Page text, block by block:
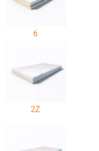
6
2Z